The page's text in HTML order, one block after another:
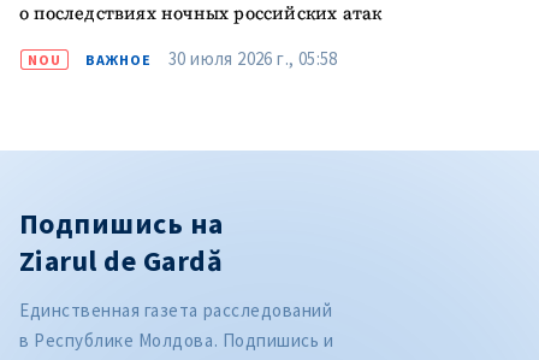
о последствиях ночных российских атак
NOU ВАЖНОЕ 30 июля 2026 г., 05:58
Подпишись на
Ziarul de Gardă
Единственная газета расследований
в Республике Молдова. Подпишись и